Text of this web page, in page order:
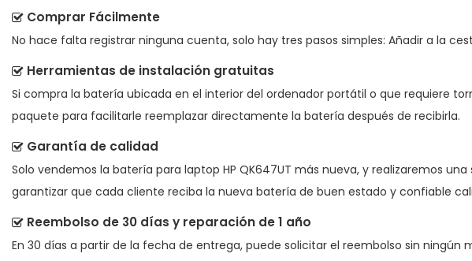
Comprar Fácilmente
No hace falta registrar ninguna cuenta, solo hay tres pasos simples: Añadir a la
Herramientas de instalación gratuitas
Si compra la batería ubicada en el interior del ordenador portátil o que requiere
paquete para facilitarle reemplazar directamente la batería después de recibirla.
Garantía de calidad
Solo vendemos la batería para laptop HP QK647UT más nueva, y realizaremos
garantizar que cada cliente reciba la nueva batería de buen estado y confiable
Reembolso de 30 días y reparación de 1 año
En 30 días a partir de la fecha de entrega, puede solicitar el reembolso sin